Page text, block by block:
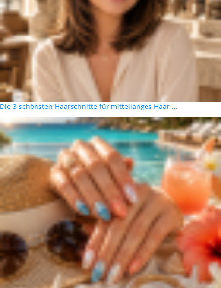
Die 3 schönsten Haarschnitte für mittellanges Haar …